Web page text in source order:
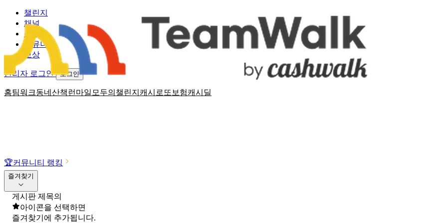
홈팀워크동네산책 런마일 모두의챌린지 캐시로또 보험캐시딜
챌린지
채널
소식
커뮤니티
보상
관리자 로그인 로그인
🏆커뮤니티 랭킹
즐겨찾기
게시판 제목의
아이콘을 선택하면
즐겨찾기에 추가됩니다.